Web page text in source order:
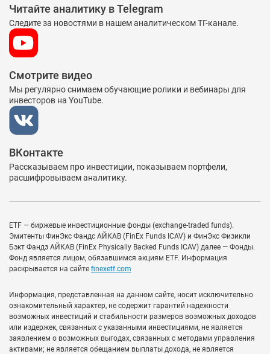
Читайте аналитику в Telegram
Следите за новостями в нашем аналитическом ТГ-канале.
Смотрите видео
Мы регулярно снимаем обучающие ролики и вебинары для
инвесторов на YouTube.
ВКонтакте
Рассказываем про инвестиции, показываем портфели,
расшифровываем аналитику.
ETF — биржевые инвестиционные фонды (exchange-traded funds).
Эмитенты ФинЭкс Фандс АЙКАВ (FinEx Funds ICAV) и ФинЭкс Физикли
Бэкт Фандз АЙКАВ (FinEx Physically Backed Funds ICAV) далее — Фонды.
Фонд является лицом, обязавшимся акциям ETF. Информация
раскрывается на сайте finexetf.com
Информация, представленная на данном сайте, носит исключительно
ознакомительный характер, не содержит гарантий надежности
возможных инвестиций и стабильности размеров возможных доходов
или издержек, связанных с указанными инвестициями, не является
заявлением о возможных выгодах, связанных с методами управления
активами; не является обещанием выплаты дохода, не является